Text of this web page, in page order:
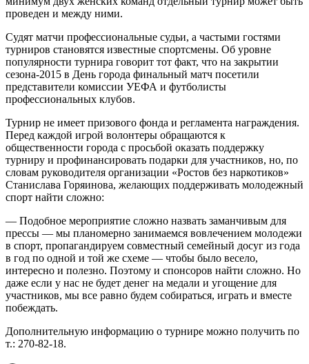
проведен и между ними.
Судят матчи профессиональные судьи, а частыми гостями
турниров становятся известные спортсмены. Об уровне
популярности турнира говорит тот факт, что на закрытии
сезона-2015 в День города финальный матч посетили
представители комиссии УЕФА и футболисты
профессиональных клубов.
Турнир не имеет призового фонда и регламента награждения.
Перед каждой игрой волонтеры обращаются к
общественности города с просьбой оказать поддержку
турниру и профинансировать подарки для участников, но, по
словам руководителя организации «Ростов без наркотиков»
Станислава Горяинова, желающих поддерживать молодежный
спорт найти сложно:
— Подобное мероприятие сложно назвать заманчивым для
прессы — мы планомерно занимаемся вовлечением молодежи
в спорт, пропагандируем совместный семейный досуг из года
в год по одной и той же схеме — чтобы было весело,
интересно и полезно. Поэтому и спонсоров найти сложно. Но
даже если у нас не будет денег на медали и угощение для
участников, мы все равно будем собираться, играть и вместе
побеждать.
Дополнительную информацию о турнире можно получить по
т.: 270-82-18.